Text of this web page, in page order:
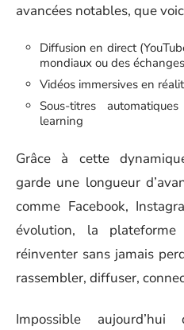
avancées notables, que
Diffusion en direct
mondiaux ou des
Vidéos immersives en
Sous-titres
learning
Grâce à cette
garde une longueur
comme Facebook,
évolution, la
réinventer sans jamais
rassembler, diffuser,
Impossible aujourd’hui